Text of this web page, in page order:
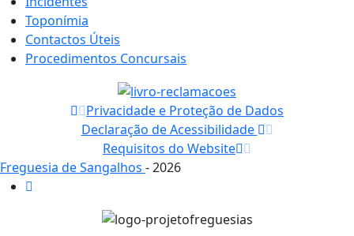
Toponímia
Contactos Úteis
Procedimentos Concursais
Privacidade e Proteção de Dados
Declaração de Acessibilidade
Requisitos do Website
Freguesia de Sangalhos - 2026